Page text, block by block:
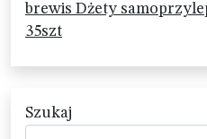
brewis Dżety
35szt
Szukaj